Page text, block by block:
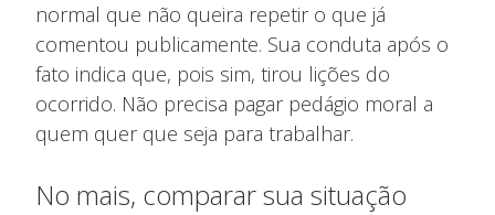
normal que não queira repetir o que já
comentou publicamente. Sua conduta após o
fato indica que, pois sim, tirou lições do
ocorrido. Não precisa pagar pedágio moral a
quem quer que seja para trabalhar.
No mais, comparar sua situação